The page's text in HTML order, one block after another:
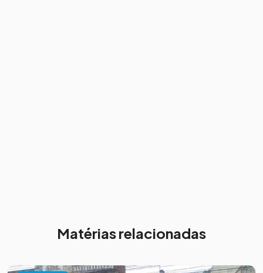
Matérias relacionadas